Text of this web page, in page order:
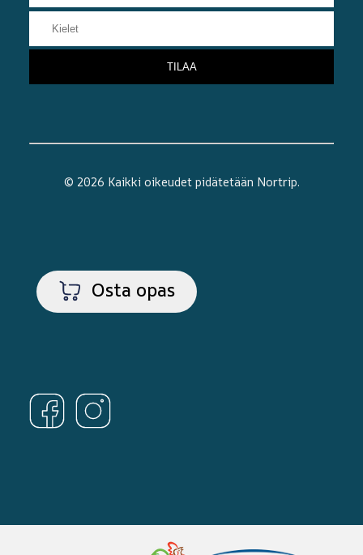
© 2026 Kaikki oikeudet pidätetään Nortrip.
Osta opas